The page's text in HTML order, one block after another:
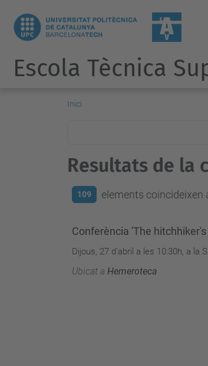
Escola Tècnica
Inici
Resultats de la
109 elements coincideixen
Conferència 'The
Dijous, 27 d'abril a les 10:30h, a la
Ubicat a Hemeroteca